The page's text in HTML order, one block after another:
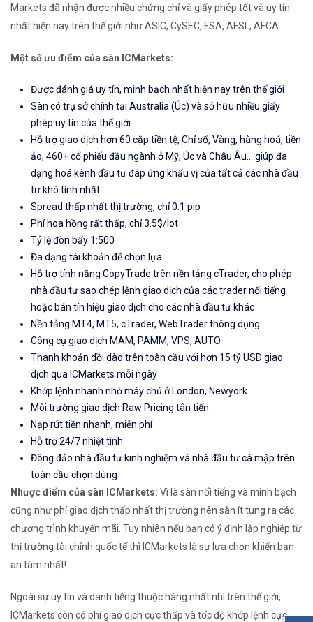
Markets đã nhận được nhiều chứng chỉ và giấy phép tốt và uy tín
nhất hiện nay trên thế giới như ASIC, CySEC, FSA, AFSL, AFCA.
Một số ưu điểm của sàn ICMarkets:
Được đánh giá uy tín, minh bạch nhất hiện nay trên thế giới
Sàn có trụ sở chính tại Australia (Úc) và sở hữu nhiều giấy
phép uy tín của thế giới.
Hỗ trợ giao dịch hơn 60 cặp tiền tệ, Chỉ số, Vàng, hàng hoá, tiền
ảo, 460+ cổ phiếu đầu ngành ở Mỹ, Úc và Châu Âu... giúp đa
dạng hoá kênh đầu tư đáp ứng khẩu vị của tất cả các nhà đầu
tư khó tính nhất
Spread thấp nhất thị trường, chỉ 0.1 pip
Phí hoa hồng rất thấp, chỉ 3.5$/lot
Tỷ lệ đòn bẩy 1:500
Đa dạng tài khoản để chọn lựa
Hỗ trợ tính năng CopyTrade trên nền tảng cTrader, cho phép
nhà đầu tư sao chép lệnh giao dịch của các trader nổi tiếng
hoặc bán tín hiệu giao dịch cho các nhà đầu tư khác
Nền tảng MT4, MT5, cTrader, WebTrader thông dụng
Công cụ giao dịch MAM, PAMM, VPS, AUTO
Thanh khoản dồi dào trên toàn cầu với hơn 15 tỷ USD giao
dịch qua ICMarkets mỗi ngày
Khớp lệnh nhanh nhờ máy chủ ở London, Newyork
Môi trường giao dịch Raw Pricing tân tiến
Nạp rút tiền nhanh, miễn phí
Hỗ trợ 24/7 nhiệt tình
Đông đảo nhà đầu tư kinh nghiệm và nhà đầu tư cá mập trên
toàn cầu chọn dùng
Nhược điểm của sàn ICMarkets: Vì là sàn nổi tiếng và minh bạch
cũng như phí giao dịch thấp nhất thị trường nên sàn ít tung ra các
chương trình khuyến mãi. Tuy nhiên nếu bạn có ý định lập nghiệp từ
thị trường tài chính quốc tế thì ICMarkets là sự lựa chọn khiến bạn
an tâm nhất!
Ngoài sự uy tín và danh tiếng thuộc hàng nhất nhì trên thế giới,
ICMarkets còn có phí giao dịch cực thấp và tốc độ khớp lệnh cực